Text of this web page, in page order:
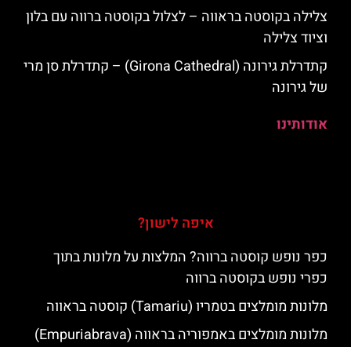
צלילה בקוסטה בראווה – לצלול בקוסטה ברווה עם בלון
וציוד צלילה
קתדרלת גירונה (Girona Cathedral) – קתדרלת סן מרי
של גירונה
אודותינו
איפה לישון?
כפר נופש קוסטה ברווה? המלצות על מלונות בתוך
כפרי נופש בקוסטה ברווה
מלונות מומלצים בטמריו (Tamariu) קוסטה בראווה
מלונות מומלצים באמפוריה בראווה (Empuriabrava)